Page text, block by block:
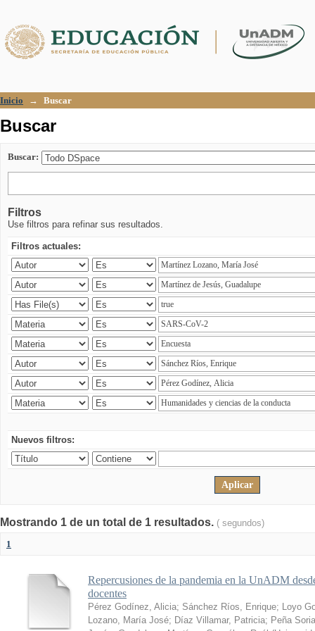
Inicio → Buscar
Buscar
Buscar:
Filtros
Use filtros para refinar sus resultados.
Filtros actuales:
Nuevos filtros:
Mostrando 1 de un total de 1 resultados. ( segundos)
1
Repercusiones de la pandemia en la UnADM
docentes
Pérez Godínez, Alicia; Sánchez Ríos, Enrique; Loyo
Lozano, María José; Díaz Villamar, Patricia; Peña